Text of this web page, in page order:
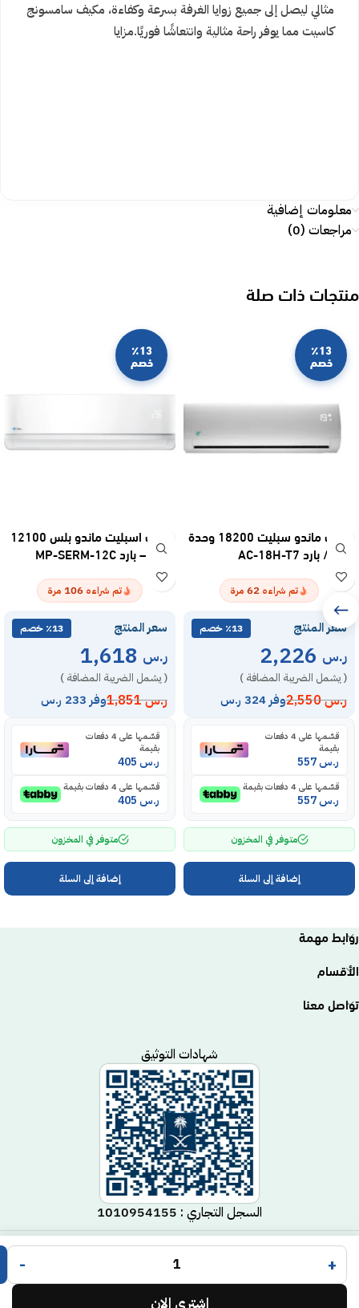
مثالي ليصل إلى جميع زوايا الغرفة بسرعة وكفاءة، مكيف سامسونج
كاسيت مما يوفر راحة مثالية وانتعاشًا فوريًا.مزايا
معلومات إضافية
مراجعات (0)
منتجات ذات صلة
٪13
خصم
مكيف ماندو سبليت 18200 وحدة
– حار / بارد AC-18H-T7
تم شراءه 62 مرة
سعر المنتج ٪13 خصم
ر.س
( يشمل الضريبة المضافة )
ر.س2,550 وفر 324 ر.س
قسّمها على 4 دفعات
بقيمة
ر.س
قسّمها على 4 دفعات بقيمة
ر.س
متوفر في المخزون
إضافة إلى السلة
٪13
خصم
مكيف اسبليت ماندو بلس 12100
وحدة – بارد MP-SERM-12C
تم شراءه 106 مرة
سعر المنتج ٪13 خصم
ر.س
( يشمل الضريبة المضافة )
ر.س1,851 وفر 233 ر.س
قسّمها على 4 دفعات
بقيمة
ر.س
قسّمها على 4 دفعات بقيمة
ر.س
متوفر في المخزون
إضافة إلى السلة
روابط مهمة
الأقسام
تواصل معنا
شهادات التوثيق
السجل التجاري : 1010954155
جميع الحقوق محفوظة لـمتجر مكيف© 2025.
تم التطوير بواسطة
+
-
اشتري الان